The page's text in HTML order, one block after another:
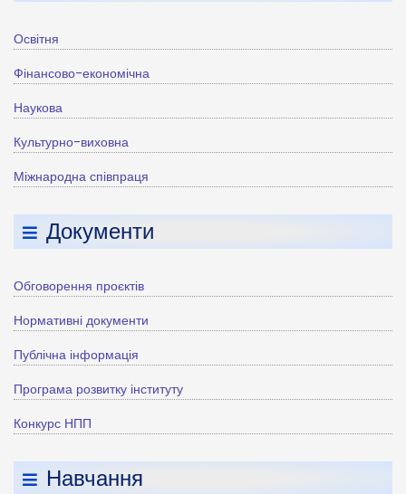
Освітня
Фінансово-економічна
Наукова
Культурно-виховна
Міжнародна співпраця
Документи
Обговорення проєктів
Нормативні документи
Публічна інформація
Програма розвитку інституту
Конкурс НПП
Навчання